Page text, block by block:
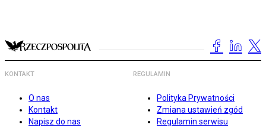
KONTAKT
O nas
Kontakt
Napisz do nas
REGULAMIN
Polityka Prywatności
Zmiana ustawień zgód
Regulamin serwisu